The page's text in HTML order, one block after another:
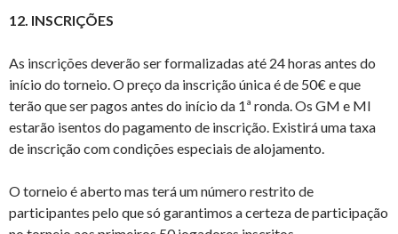
12. INSCRIÇÕES
As inscrições deverão ser formalizadas até 24 horas antes do
início do torneio. O preço da inscrição única é de 50€ e que
terão que ser pagos antes do início da 1ª ronda. Os GM e MI
estarão isentos do pagamento de inscrição. Existirá uma taxa
de inscrição com condições especiais de alojamento.
O torneio é aberto mas terá um número restrito de
participantes pelo que só garantimos a certeza de participação